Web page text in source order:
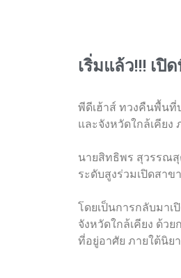
เริ่มแล้ว!!! เปิ
พีดีเฮ้าส์ ทวงคืนพื้นที่
และจังหวัดใกล้เคียง
นายสิทธิพร สุวรรณสุ
ระดับสูงร่วมเปิดสาข
โดยเป็นการกลับมา
จังหวัดใกล้เคียง ด้ว
ที่อยู่อาศัย ภายใต้นิย